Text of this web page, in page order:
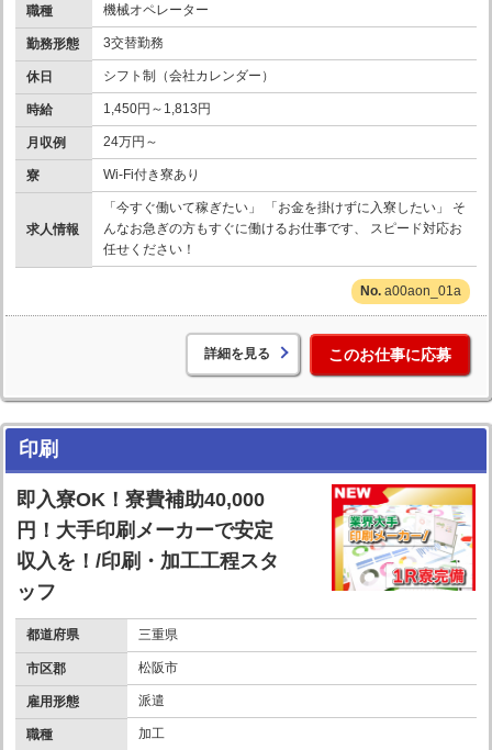
職種 機械オペレーター
勤務形態 3交替勤務
休日 シフト制（会社カレンダー）
時給 1,450円～1,813円
月収例 24万円～
寮 Wi-Fi付き寮あり
求人情報
「今すぐ働いて稼ぎたい」 「お金を掛けずに入寮したい」 そ
んなお急ぎの方もすぐに働けるお仕事です、 スピード対応お
任せください！
a00aon_01a
詳細を見る このお仕事に応募
印刷
即入寮OK！寮費補助40,000
円！大手印刷メーカーで安定
収入を！/印刷・加工工程スタ
ッフ
都道府県 三重県
市区郡 松阪市
雇用形態 派遣
職種 加工